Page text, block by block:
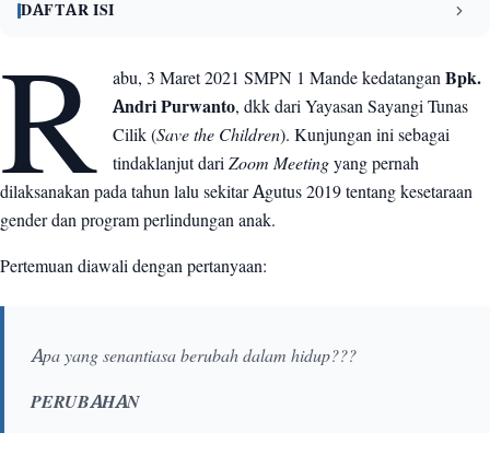
DAFTAR ISI
Bagaimana peran sekolah untuk menghadapi perubahan ini?
Penyusunan Visi dan Misi Sekolah
Dokumentasi Kegiatan
R abu, 3 Maret 2021 SMPN 1 Mande kedatanganBpk.
Andri Purwanto, dkk dari Yayasan Sayangi Tunas
Cilik (Save the Children). Kunjungan ini sebagai
tindaklanjut dariZoom Meeting yang pernah
dilaksanakan pada tahun lalu sekitar Agutus 2019 tentang kesetaraan
gender dan program perlindungan anak.
Pertemuan diawali dengan pertanyaan:
Apa yang senantiasa berubah dalam hidup???
PERUBAHAN